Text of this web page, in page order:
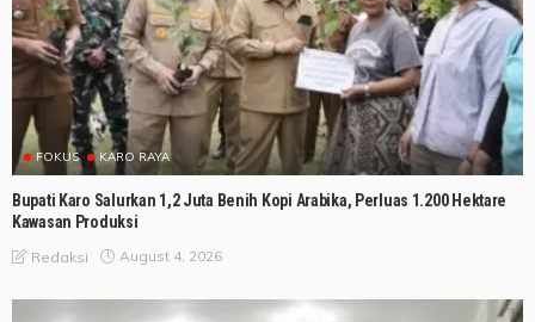
FOKUS KARO RAYA
Bupati Karo Salurkan 1,2 Juta Benih Kopi Arabika, Perluas 1.200 Hektare
Kawasan Produksi
Redaksi August 4, 2026